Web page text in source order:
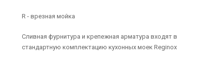
R - врезная мойка
Сливная фурнитура и крепежная арматура входят в
стандартную комплектацию кухонных моек Reginox